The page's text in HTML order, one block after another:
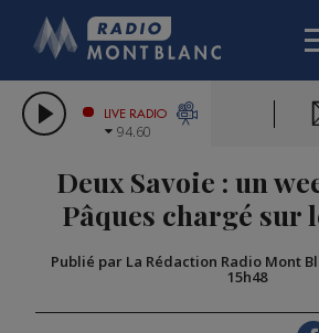
LES CHRONIQUES DE
CITIZEN
GRAND MASSIF DOMAINES
BIGARD
COMPAGNIE DU MONT-
LIVE RADIO
94.60
Deux Savoie : un
Pâques chargé sur
Publié par La Rédaction Radio Mont
15h48